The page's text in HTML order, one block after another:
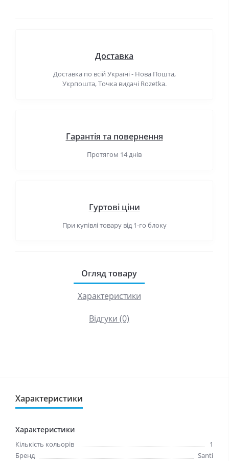
Доставка
Доставка по всій Україні - Нова Пошта,
Укрпошта, Точка видачі Rozetka.
Гарантія та повернення
Протягом 14 днів
Гуртові ціни
При купівлі товару від 1-го блоку
Огляд товару
Характеристики
Відгуки (0)
Характеристики
Характеристики
Кількість кольорів
1
Бренд
Santi